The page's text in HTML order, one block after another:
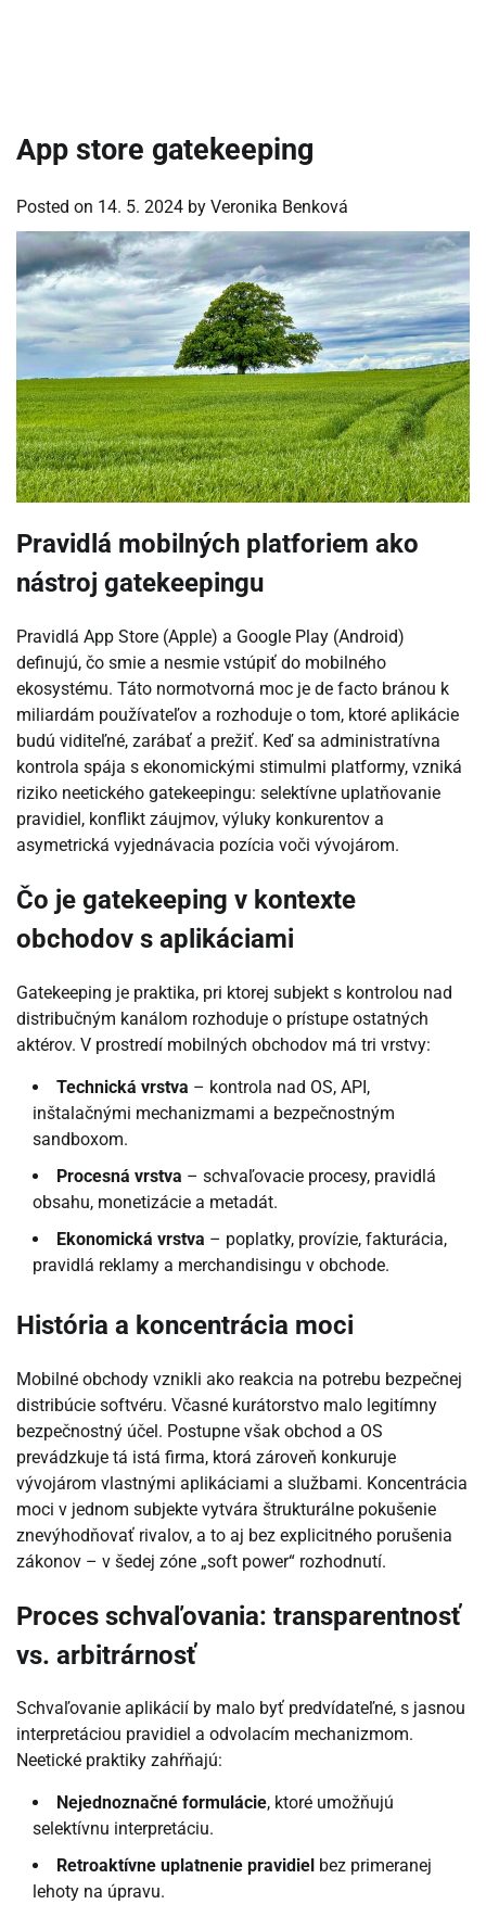
App store gatekeeping
Posted on 14. 5. 2024 by Veronika Benková
Pravidlá mobilných platforiem ako
nástroj gatekeepingu
Pravidlá App Store (Apple) a Google Play (Android)
definujú, čo smie a nesmie vstúpiť do mobilného
ekosystému. Táto normotvorná moc je de facto bránou k
miliardám používateľov a rozhoduje o tom, ktoré aplikácie
budú viditeľné, zarábať a prežiť. Keď sa administratívna
kontrola spája s ekonomickými stimulmi platformy, vzniká
riziko neetického gatekeepingu: selektívne uplatňovanie
pravidiel, konflikt záujmov, výluky konkurentov a
asymetrická vyjednávacia pozícia voči vývojárom.
Čo je gatekeeping v kontexte
obchodov s aplikáciami
Gatekeeping je praktika, pri ktorej subjekt s kontrolou nad
distribučným kanálom rozhoduje o prístupe ostatných
aktérov. V prostredí mobilných obchodov má tri vrstvy:
Technická vrstva – kontrola nad OS, API,
inštalačnými mechanizmami a bezpečnostným
sandboxom.
Procesná vrstva – schvaľovacie procesy, pravidlá
obsahu, monetizácie a metadát.
Ekonomická vrstva – poplatky, provízie, fakturácia,
pravidlá reklamy a merchandisingu v obchode.
História a koncentrácia moci
Mobilné obchody vznikli ako reakcia na potrebu bezpečnej
distribúcie softvéru. Včasné kurátorstvo malo legitímny
bezpečnostný účel. Postupne však obchod a OS
prevádzkuje tá istá firma, ktorá zároveň konkuruje
vývojárom vlastnými aplikáciami a službami. Koncentrácia
moci v jednom subjekte vytvára štrukturálne pokušenie
znevýhodňovať rivalov, a to aj bez explicitného porušenia
zákonov – v šedej zóne „soft power“ rozhodnutí.
Proces schvaľovania: transparentnosť
vs. arbitrárnosť
Schvaľovanie aplikácií by malo byť predvídateľné, s jasnou
interpretáciou pravidiel a odvolacím mechanizmom.
Neetické praktiky zahŕňajú:
Nejednoznačné formulácie, ktoré umožňujú
selektívnu interpretáciu.
Retroaktívne uplatnenie pravidiel bez primeranej
lehoty na úpravu.